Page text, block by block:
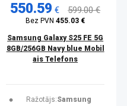
550.59 € 599.00 €
Bez PVN455.03 €
Samsung Galaxy S25 FE 5G
8GB/256GB Navy blue Mobil
ais Telefons
Ražotājs:Samsung